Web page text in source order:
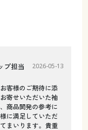
プ担当 2026-05-13
客様のご期待に添
寄せいただいた袖
商品開発の参考に
に満足していただ
まいります。貴重